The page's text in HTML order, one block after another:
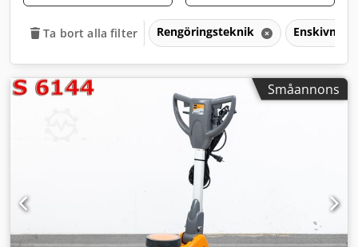
Ta bort alla filter Rengöringsteknik
Småannons